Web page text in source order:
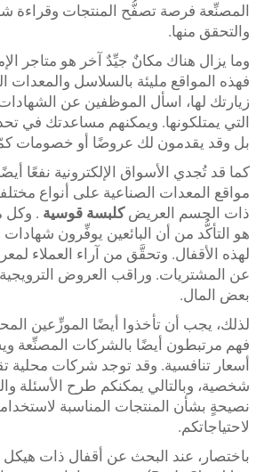
المصنِّعة فرصة تصفُّح المنتجات وقراءة
والتحقق منها.
وما يزال هناك مكانٌ جيِّدٌ آخر هو متاجر
فهذه المواقع مليئة بالسلاسل والمعدات
زيارتك لها، اسأل الموظفين عن الشهادات
التي يمتلكونها. ويمكنهم مساعدتك في
بل وقد يقدمون لك عروضًا أو خصومات
كما قد تُجدي الأسواق الإلكترونية نفعًا
مواقع المعدات الصناعية على أنواع
ذات الجسم العريضكلبسة قوسية . وكل
هو التأكُّد من أن البائعين يوفِّرون شهادات
لهذه الأقفال. وتحقَّق من آراء العملاء
عن المشتريات. وراقب العروض
بعض المال.
لذلك، يجب أن تأخذوا أيضًا الموزِّعين
فهم مرتبطون أيضًا بالشركات المصنِّعة
أسعار تنافسية. وقد توجد شركات محلية
شخصية، وبالتالي يمكنكم طرح الأسئلة
نصيحةٍ بشأن المنتجات المناسبة
لاحتياجاتكم.